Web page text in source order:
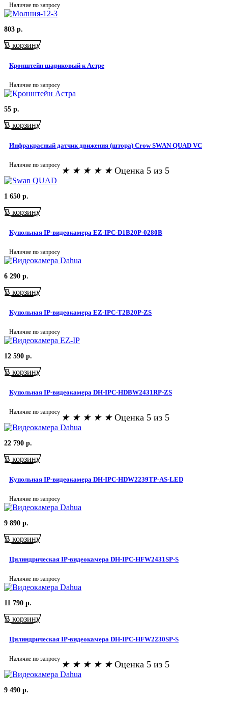
Наличие по запросу
803 р.
В корзину
Кронштейн шариковый к Астре
Наличие по запросу
55 р.
В корзину
Инфракрасный датчик движения (штора) Crow SWAN QUAD VC
Наличие по запросу
★ ★ ★ ★ ★ Оценка 5 из 5
1 650 р.
В корзину
Купольная IP-видеокамера EZ-IPC-D1B20P-0280B
Наличие по запросу
6 290 р.
В корзину
Купольная IP-видеокамера EZ-IPC-T2B20P-ZS
Наличие по запросу
12 590 р.
В корзину
Купольная IP-видеокамера DH-IPC-HDBW2431RP-ZS
Наличие по запросу
★ ★ ★ ★ ★ Оценка 5 из 5
22 790 р.
В корзину
Купольная IP-видеокамера DH-IPC-HDW2239TP-AS-LED
Наличие по запросу
9 890 р.
В корзину
Цилиндрическая IP-видеокамера DH-IPC-HFW2431SP-S
Наличие по запросу
11 790 р.
В корзину
Цилиндрическая IP-видеокамера DH-IPC-HFW2230SP-S
Наличие по запросу
★ ★ ★ ★ ★ Оценка 5 из 5
9 490 р.